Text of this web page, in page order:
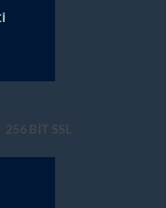
256 BİT SSL